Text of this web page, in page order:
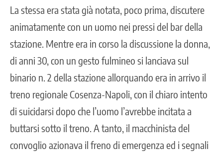
La stessa era stata già notata, poco prima, discutere
animatamente con un uomo nei pressi del bar della
stazione. Mentre era in corso la discussione la donna,
di anni 30, con un gesto fulmineo si lanciava sul
binario n. 2 della stazione allorquando era in arrivo il
treno regionale Cosenza-Napoli, con il chiaro intento
di suicidarsi dopo che l’uomo l’avrebbe incitata a
buttarsi sotto il treno. A tanto, il macchinista del
convoglio azionava il freno di emergenza ed i segnali